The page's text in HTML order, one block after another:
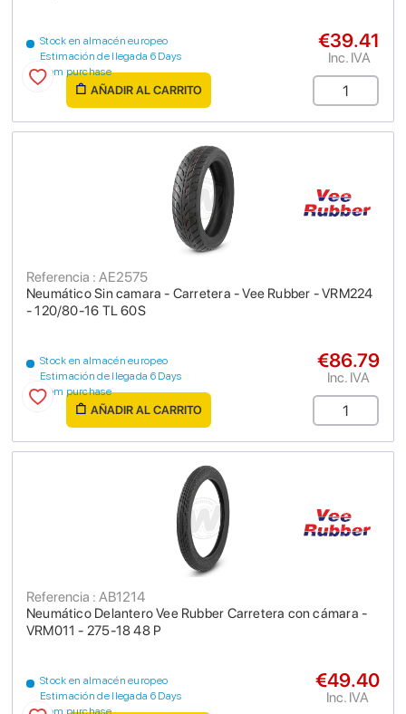
Stock en almacén europeo
Estimación de llegada 6 Days
from purchase
€39.41
Inc. IVA
AÑADIR AL CARRITO
Neumático Sin camara - Carretera - Vee Rubber - VRM224
- 120/80-16 TL 60S
Referencia : AE2575
Stock en almacén europeo
Estimación de llegada 6 Days
from purchase
€86.79
Inc. IVA
AÑADIR AL CARRITO
Neumático Delantero Vee Rubber Carretera con cámara -
VRM011 - 275-18 48 P
Referencia : AB1214
Stock en almacén europeo
Estimación de llegada 6 Days
from purchase
€49.40
Inc. IVA